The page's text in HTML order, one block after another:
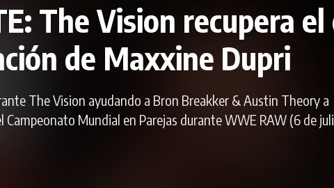
The Vision recupera
de Maxxine Dupri
The Vision ayudando a Bron Breakker & Austin Theory a
Mundial en Parejas durante WWE RAW (6 de